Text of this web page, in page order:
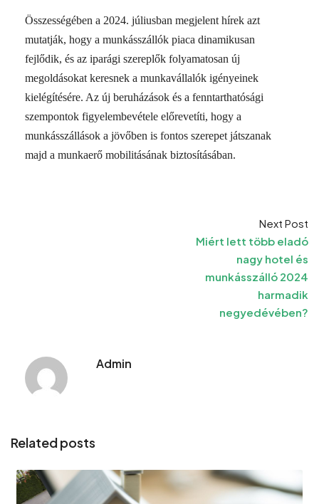
Összességében a 2024. júliusban megjelent hírek azt
mutatják, hogy a munkásszállók piaca dinamikusan
fejlődik, és az iparági szereplők folyamatosan új
megoldásokat keresnek a munkavállalók igényeinek
kielégítésére. Az új beruházások és a fenntarthatósági
szempontok figyelembevétele előrevetíti, hogy a
munkásszállások a jövőben is fontos szerepet játszanak
majd a munkaerő mobilitásának biztosításában.
Next Post
Miért lett több eladó
nagy hotel és
munkásszálló 2024
harmadik
negyedévében?
Admin
Related posts